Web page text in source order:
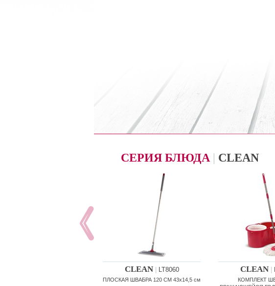
СЕРИЯ БЛЮДА | CLEAN
CLEAN LT8060
ПЛОСКАЯ ШВАБРА 120 СМ 43x14,5 см
CLEAN
КОМПЛЕКТ